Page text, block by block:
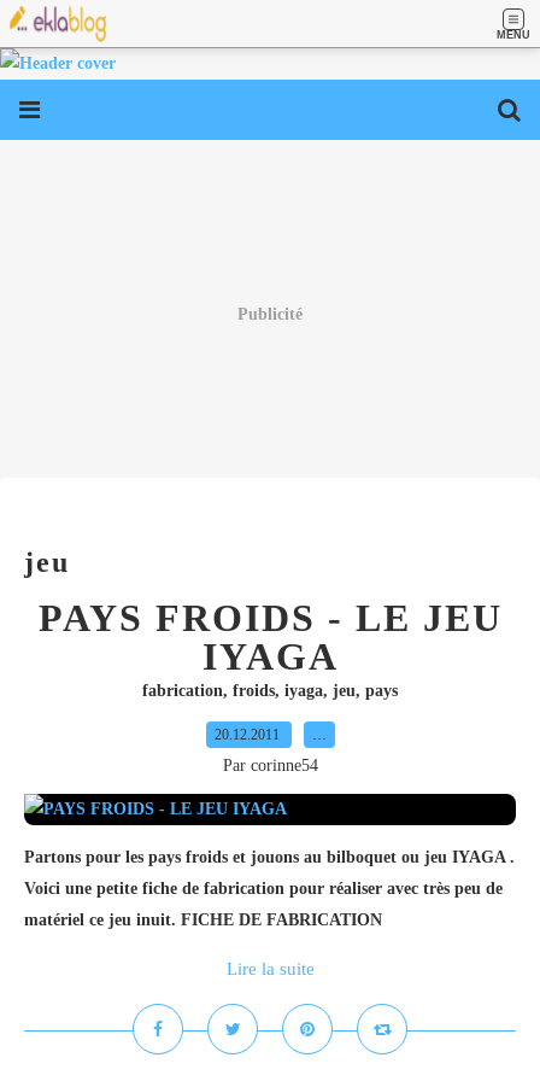
MENU
Publicité
jeu
PAYS FROIDS - LE JEU
IYAGA
fabrication, froids, iyaga, jeu, pays
20.12.2011 …
Par corinne54
Partons pour les pays froids et jouons au bilboquet ou jeu IYAGA .
Voici une petite fiche de fabrication pour réaliser avec très peu de
matériel ce jeu inuit. FICHE DE FABRICATION
Lire la suite